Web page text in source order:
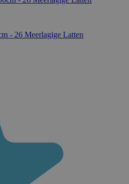
- 26 Meerlagige Latten